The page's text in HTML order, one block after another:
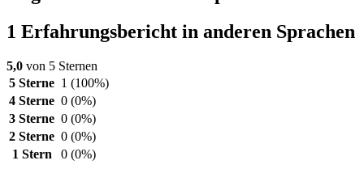
1 Erfahrungsbericht in anderen Sprachen
5,0 von 5 Sternen
5 Sterne 1 (100%)
4 Sterne 0 (0%)
3 Sterne 0 (0%)
2 Sterne 0 (0%)
1 Stern
0 (0%)